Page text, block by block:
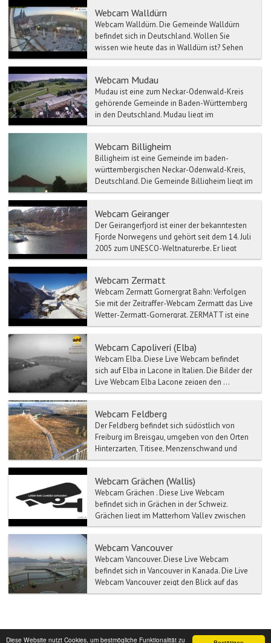
Diese Website nutzt Cookies, um bestmögliche Funktionalität zu
Webcam Walldürn
Webcam Walldürn. Die Gemeinde Walldürn
befindet sich in Deutschland. Wollen Sie
wissen wie heute das in Walldürn ist? Sehen
Sie sich ...
Webcam Mudau
Mudau ist eine zum Neckar-Odenwald-Kreis
gehörende Gemeinde in Baden-Württemberg
in den Deutschland. Mudau liegt im
südöstlichen Odenwald zwischen ...
Webcam Billigheim
Billigheim ist eine Gemeinde im baden-
württembergischen Neckar-Odenwald-Kreis,
Deutschland. Die Gemeinde Billigheim liegt im
Bauland am Rande des O...
Webcam Geiranger
Der Geirangerfjord ist einer der bekanntesten
Fjorde Norwegens und gehört seit dem 14. Juli
2005 zum UNESCO-Weltnaturerbe. Er liegt
etwa 200 km nor...
Webcam Zermatt
Webcam Zermatt Gornergrat Bahn: Verfolgen
Sie mit der Zeitraffer-Webcam Zermatt das Live
Wetter-Zermatt-Gornergrat. ZERMATT ist eine
...
Webcam Capoliveri (Elba)
Webcam Elba. Diese Live Webcam befindet
sich auf Elba in Lacone in Italien. Die Bilder der
Live Webcam Elba Lacone zeigen den ...
Webcam Feldberg
Der Feldberg befindet sich südöstlich von
Freiburg im Breisgau, umgeben von den Orten
Hinterzarten, Titisee, Menzenschwand und
Bernau und Todtnau. ...
Webcam Grächen (Wallis)
Webcam Grächen . Diese Live Webcam
befindet sich in Grächen in der Schweiz.
Grächen liegt im Matterhorn Valley zwischen
Zermatt und S...
Webcam Vancouver
Webcam Vancouver. Diese Live Webcam
befindet sich in Vancouver in Kanada. Die Live
Webcam Vancouver zeigt den Blick auf das
En...